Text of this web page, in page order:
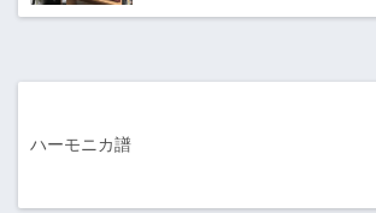
ハーモニカ譜